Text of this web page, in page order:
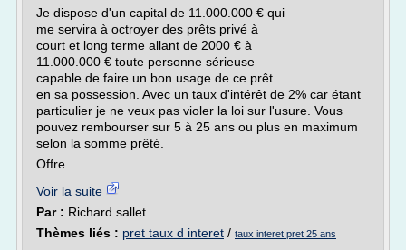
Je dispose d'un capital de 11.000.000 € qui
me servira à octroyer des prêts privé à
court et long terme allant de 2000 € à
11.000.000 € toute personne sérieuse
capable de faire un bon usage de ce prêt
en sa possession. Avec un taux d'intérêt de 2% car étant
particulier je ne veux pas violer la loi sur l'usure. Vous
pouvez rembourser sur 5 à 25 ans ou plus en maximum
selon la somme prêté.
Offre...
Voir la suite
Par : Richard sallet
Thèmes liés : pret taux d interet / taux interet pret 25 ans